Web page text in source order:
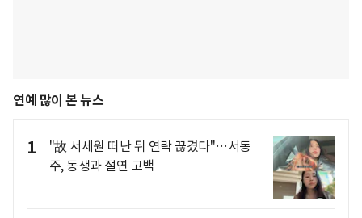
연예 많이 본 뉴스
1
"故 서세원 떠난 뒤 연락 끊겼다"…서동
주, 동생과 절연 고백